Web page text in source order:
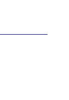
600 544 445